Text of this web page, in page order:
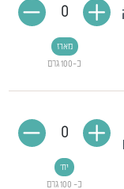
כ-100 גרם
מארז
0
כ- 100 גרם
יח'
0